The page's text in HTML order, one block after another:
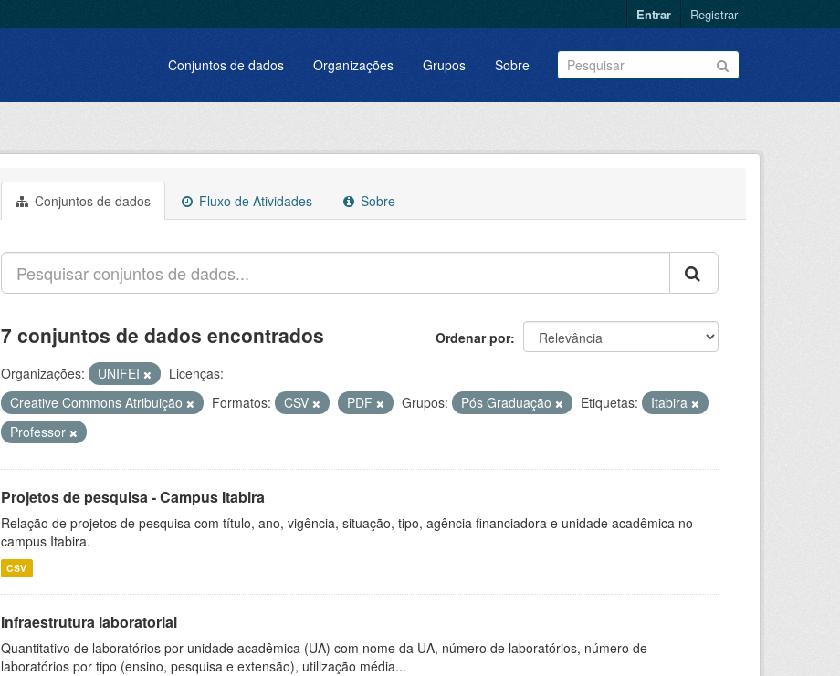
Entrar Registrar
Conjuntos de dados Organizações Grupos Sobre
Conjuntos de dados Fluxo de Atividades Sobre
Ordenar por
7 conjuntos de dados encontrados
Organizações: UNIFEI
Licenças:
Creative Commons Atribuição
Formatos: CSV PDF Grupos: Pós Graduação Etiquetas:
Itabira
Professor
Projetos de pesquisa - Campus Itabira
Relação de projetos de pesquisa com título, ano, vigência, situação, tipo, agência financiadora e unidade acadêmica no
campus Itabira.
CSV
Infraestrutura laboratorial
Quantitativo de laboratórios por unidade acadêmica (UA) com nome da UA, número de laboratórios, número de
laboratórios por tipo (ensino, pesquisa e extensão), utilização média...